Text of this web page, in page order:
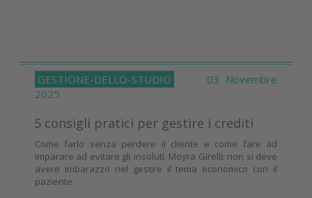
GESTIONE-DELLO-STUDIO
03 Novembre
2025
5 consigli pratici per gestire i crediti
Come farlo senza perdere il cliente e come fare ad
imparare ad evitare gli insoluti. Moyra Girelli: non si deve
avere imbarazzo nel gestire il tema economico con il
paziente